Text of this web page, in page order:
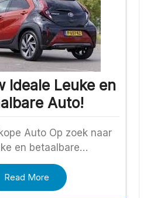
Ideale Leuke en
Auto!
Auto Op zoek naar
en betaalbare…
Read More